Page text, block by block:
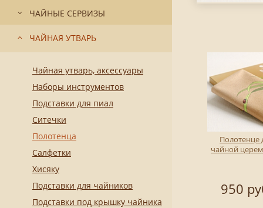
ЧАЙНЫЕ СЕРВИЗЫ
ЧАЙНАЯ УТВАРЬ
Чайная утварь, аксессуары
Наборы инструментов
Подставки для пиал
Ситечки
Полотенца
Салфетки
Хисяку
Подставки для чайников
Подставки под крышку чайника
Полотенце
чайной
950